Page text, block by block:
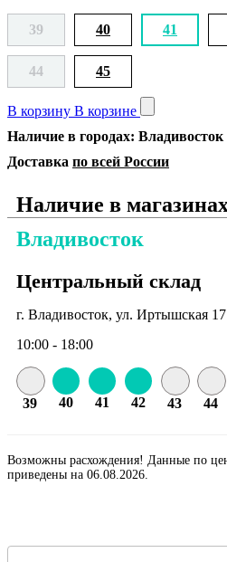
39 40 41
44 45
В корзину В корзине
Наличие в городах: Владивосток
Доставка по всей России
Наличие в
Владивосток
Центральный склад
г. Владивосток, ул. Иртышская 17
10:00 - 18:00
39 40 41 42 43 44
Возможны расхождения! Данные по
приведены на 06.08.2026.